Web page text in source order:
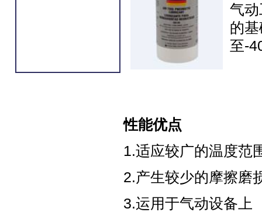
气
的
至-
性能优点
1.适应较广的温度范
2.产生较少的摩擦磨
3.运用于气动设备上